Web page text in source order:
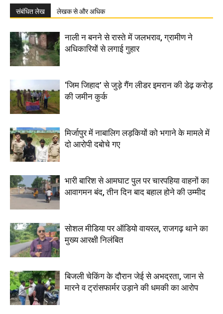
संबंधित लेख लेखक से और अधिक
नाली न बनने से रास्ते में जलभराव, ग्रामीण ने
अधिकारियों से लगाई गुहार
‘जिम जिहाद’ से जुड़े गैंग लीडर इमरान की डेढ़ करोड़
की जमीन कुर्क
मिर्जापुर में नाबालिग लड़कियों को भगाने के मामले में
दो आरोपी दबोचे गए
भारी बारिश से आमघाट पुल पर चारपहिया वाहनों का
आवागमन बंद, तीन दिन बाद बहाल होने की उम्मीद
सोशल मीडिया पर ऑडियो वायरल, राजगढ़ थाने का
मुख्य आरक्षी निलंबित
बिजली चेकिंग के दौरान जेई से अभद्रता, जान से
मारने व ट्रांसफार्मर उड़ाने की धमकी का आरोप